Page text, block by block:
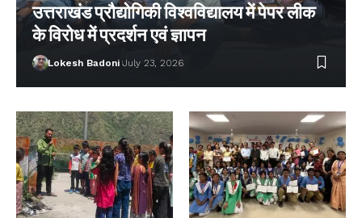
उत्तराखंड प्रौद्योगिकी विश्वविद्यालय में पेपर लीक
के विरोध में प्रदर्शन एवं ज्ञापन
Lokesh Badoni July 23, 2026